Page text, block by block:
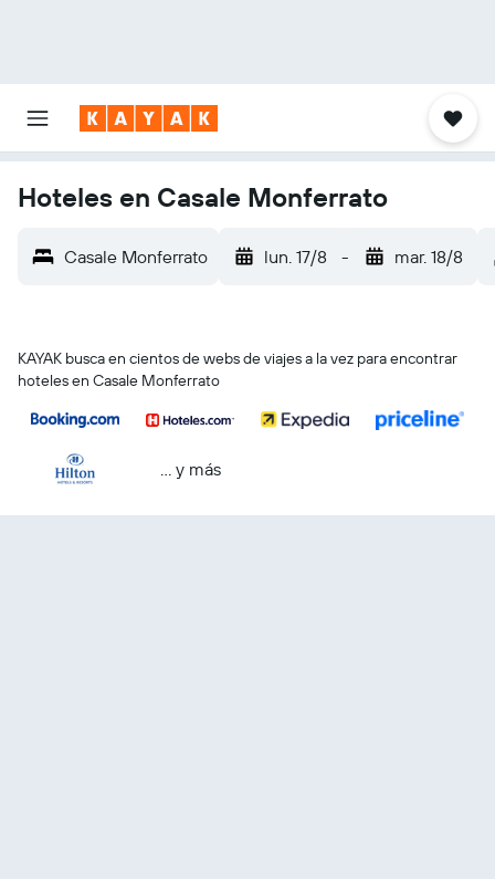
Hoteles en Casale Monferrato
Casale Monferrato lun. 17/8 - mar. 18/8
KAYAK busca en cientos de webs de viajes a la vez para encontrar
hoteles en Casale Monferrato
… y más